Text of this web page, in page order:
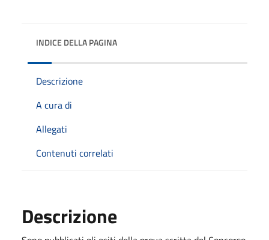
INDICE DELLA PAGINA
Descrizione
A cura di
Allegati
Contenuti correlati
Descrizione